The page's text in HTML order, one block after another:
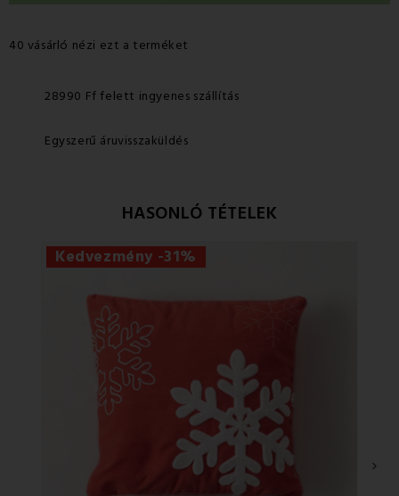
40 vásárló nézi ezt a terméket
28990 Ff felett ingyenes szállítás
Egyszerű áruvisszaküldés
HASONLÓ TÉTELEK
Kedvezmény -31%
›